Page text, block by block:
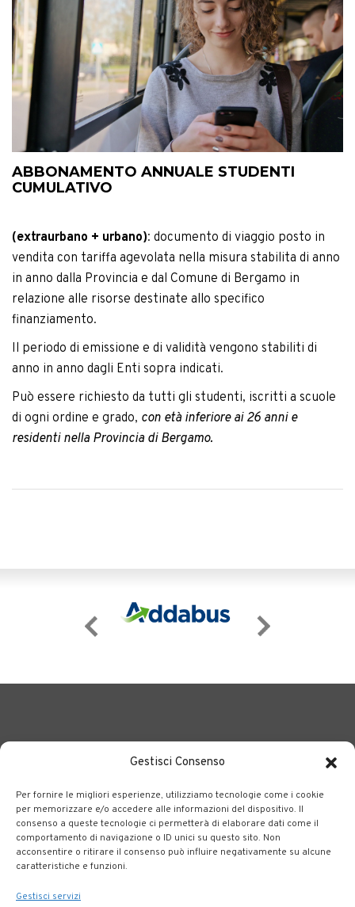
Gestisci Consenso
Per fornire le migliori esperienze, utilizziamo tecnologie come i cookie
per memorizzare e/o accedere alle informazioni del dispositivo. Il
consenso a queste tecnologie ci permetterà di elaborare dati come il
comportamento di navigazione o ID unici su questo sito. Non
acconsentire o ritirare il consenso può influire negativamente su alcune
caratteristiche e funzioni.
Gestisci servizi
ABBONAMENTO ANNUALE STUDENTI
CUMULATIVO
(extraurbano + urbano): documento di viaggio posto in
vendita con tariffa agevolata nella misura stabilita di anno
in anno dalla Provincia e dal Comune di Bergamo in
relazione alle risorse destinate allo specifico
finanziamento.
Il periodo di emissione e di validità vengono stabiliti di
anno in anno dagli Enti sopra indicati.
Può essere richiesto da tutti gli studenti, iscritti a scuole
di ogni ordine e grado, con età inferiore ai 26 anni e
residenti nella Provincia di Bergamo.
BERGAMO TRASPORTI portale delle tre società Consortili
dedite al trasporto pubblico locale su tutto il territorio
bergamasco.